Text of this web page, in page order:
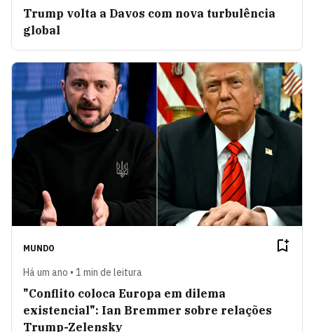
Trump volta a Davos com nova turbulência
global
MUNDO
Há um ano • 1 min de leitura
"Conflito coloca Europa em dilema
existencial": Ian Bremmer sobre relações
Trump-Zelensky